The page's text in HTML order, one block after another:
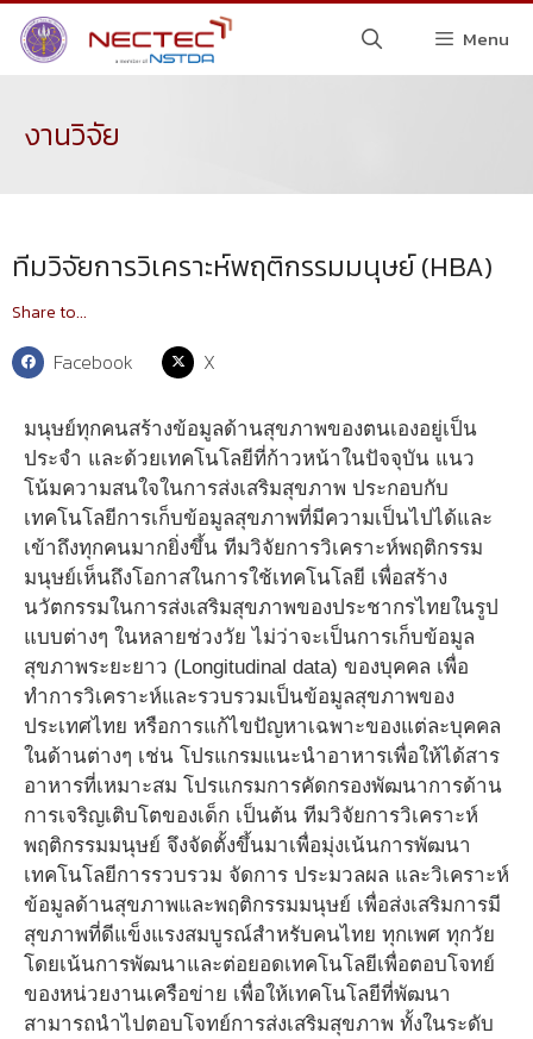
Menu
งานวิจัย
ทีมวิจัยการวิเคราะห์พฤติกรรมมนุษย์ (HBA)
Share to...
Facebook X
มนุษย์ทุกคนสร้างข้อมูลด้านสุขภาพของตนเองอยู่เป็น
ประจำ และด้วยเทคโนโลยีที่ก้าวหน้าในปัจจุบัน แนว
โน้มความสนใจในการส่งเสริมสุขภาพ ประกอบกับ
เทคโนโลยีการเก็บข้อมูลสุขภาพที่มีความเป็นไปได้และ
เข้าถึงทุกคนมากยิ่งขึ้น ทีมวิจัยการวิเคราะห์พฤติกรรม
มนุษย์เห็นถึงโอกาสในการใช้เทคโนโลยี เพื่อสร้าง
นวัตกรรมในการส่งเสริมสุขภาพของประชากรไทยในรูป
แบบต่างๆ ในหลายช่วงวัย ไม่ว่าจะเป็นการเก็บข้อมูล
สุขภาพระยะยาว (Longitudinal data) ของบุคคล เพื่อ
ทำการวิเคราะห์และรวบรวมเป็นข้อมูลสุขภาพของ
ประเทศไทย หรือการแก้ไขปัญหาเฉพาะของแต่ละบุคคล
ในด้านต่างๆ เช่น โปรแกรมแนะนำอาหารเพื่อให้ได้สาร
อาหารที่เหมาะสม โปรแกรมการคัดกรองพัฒนาการด้าน
การเจริญเติบโตของเด็ก เป็นต้น ทีมวิจัยการวิเคราะห์
พฤติกรรมมนุษย์ จึงจัดตั้งขึ้นมาเพื่อมุ่งเน้นการพัฒนา
เทคโนโลยีการรวบรวม จัดการ ประมวลผล และวิเคราะห์
ข้อมูลด้านสุขภาพและพฤติกรรมมนุษย์ เพื่อส่งเสริมการมี
สุขภาพที่ดีแข็งแรงสมบูรณ์สำหรับคนไทย ทุกเพศ ทุกวัย
โดยเน้นการพัฒนาและต่อยอดเทคโนโลยีเพื่อตอบโจทย์
ของหน่วยงานเครือข่าย เพื่อให้เทคโนโลยีที่พัฒนา
สามารถนำไปตอบโจทย์การส่งเสริมสุขภาพ ทั้งในระดับ